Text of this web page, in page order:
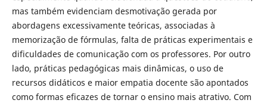
mas também evidenciam desmotivação gerada por
abordagens excessivamente teóricas, associadas à
memorização de fórmulas, falta de práticas experimentais e
dificuldades de comunicação com os professores. Por outro
lado, práticas pedagógicas mais dinâmicas, o uso de
recursos didáticos e maior empatia docente são apontados
como formas eficazes de tornar o ensino mais atrativo. Com